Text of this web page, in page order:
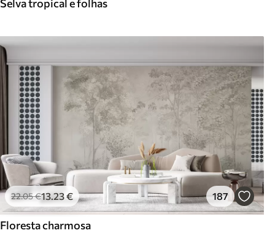
Selva tropical e folhas
22.05€13.23€ 187
Floresta charmosa